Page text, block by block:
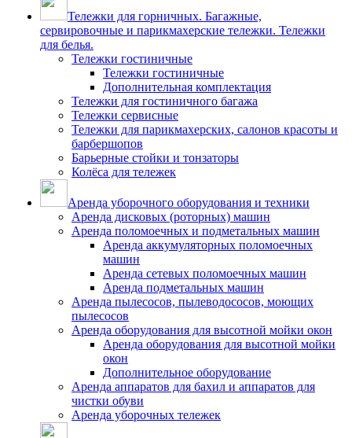
Тележки для горничных. Багажные,
сервировочные и парикмахерские тележки. Тележки
для белья.
Тележки гостиничные
Тележки гостиничные
Дополнительная комплектация
Тележки для гостиничного багажа
Тележки сервисные
Тележки для парикмахерских, салонов красоты и
барбершопов
Барьерные стойки и тонзаторы
Колёса для тележек
Аренда уборочного оборудования и техники
Аренда дисковых (роторных) машин
Аренда поломоечных и подметальных машин
Аренда аккумуляторных поломоечных
машин
Аренда сетевых поломоечных машин
Аренда подметальных машин
Аренда пылесосов, пылеводососов, моющих
пылесосов
Аренда оборудования для высотной мойки окон
Аренда оборудования для высотной мойки
окон
Дополнительное оборудование
Аренда аппаратов для бахил и аппаратов для
чистки обуви
Аренда уборочных тележек